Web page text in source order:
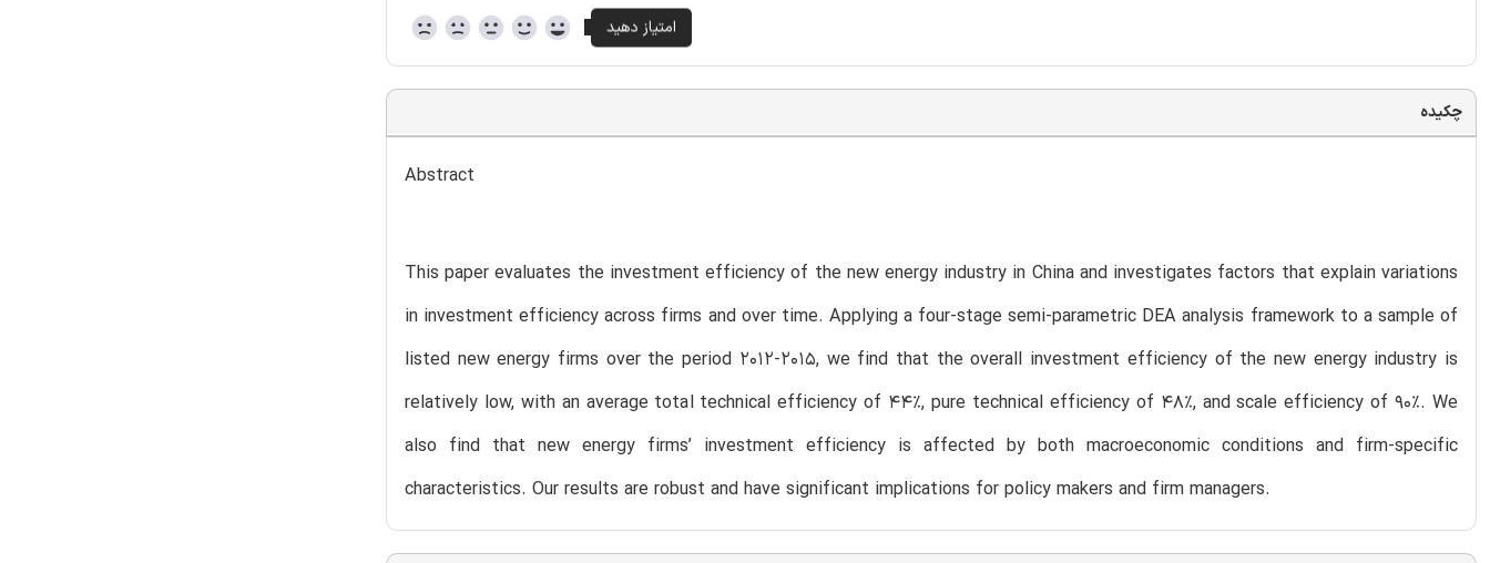
چکیده
Abstract
This paper evaluates the investment efficiency of the new energy industry in China and investigates factors that explain variations
in investment efficiency across firms and over time. Applying a four-stage semi-parametric DEA analysis framework to a sample of
listed new energy firms over the period 2012-2015, we find that the overall investment efficiency of the new energy industry is
relatively low, with an average total technical efficiency of 44%, pure technical efficiency of 48%, and scale efficiency of 90%. We
also find that new energy firms’ investment efficiency is affected by both macroeconomic conditions and firm-specific
characteristics. Our results are robust and have significant implications for policy makers and firm managers.